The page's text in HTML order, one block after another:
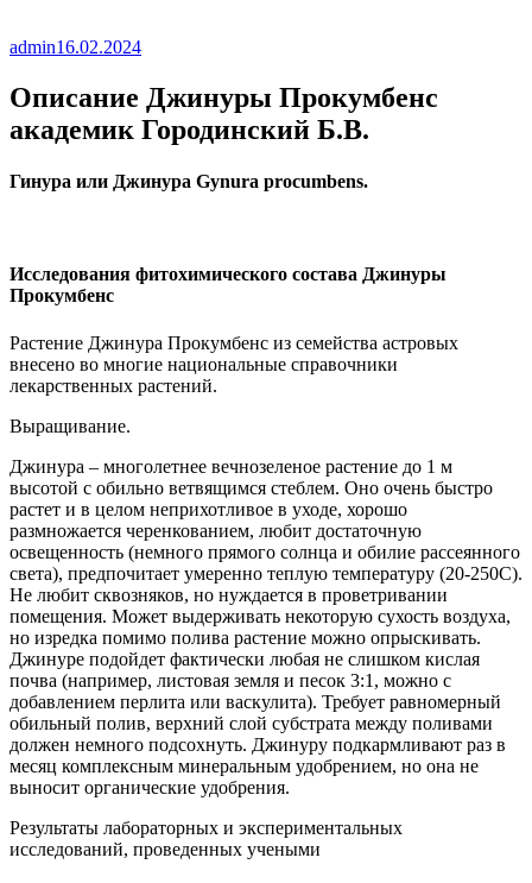
admin16.02.2024
Описание Джинуры Прокумбенс
академик Городинский Б.В.
Гинура или Джинура Gynura procumbens.
Исследования фитохимического состава Джинуры
Прокумбенс
Растение Джинура Прокумбенс из семейства астровых
внесено во многие национальные справочники
лекарственных растений.
Выращивание.
Джинура – многолетнее вечнозеленое растение до 1 м
высотой с обильно ветвящимся стеблем. Оно очень быстро
растет и в целом неприхотливое в уходе, хорошо
размножается черенкованием, любит достаточную
освещенность (немного прямого солнца и обилие рассеянного
света), предпочитает умеренно теплую температуру (20-250С).
Не любит сквозняков, но нуждается в проветривании
помещения. Может выдерживать некоторую сухость воздуха,
но изредка помимо полива растение можно опрыскивать.
Джинуре подойдет фактически любая не слишком кислая
почва (например, листовая земля и песок 3:1, можно с
добавлением перлита или васкулита). Требует равномерный
обильный полив, верхний слой субстрата между поливами
должен немного подсохнуть. Джинуру подкармливают раз в
месяц комплексным минеральным удобрением, но она не
выносит органические удобрения.
Результаты лабораторных и экспериментальных
исследований, проведенных учеными